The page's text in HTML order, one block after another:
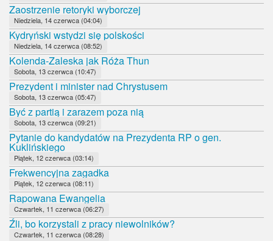
Zaostrzenie retoryki wyborczej
Niedziela, 14 czerwca (04:04)
Kydryński wstydzi się polskości
Niedziela, 14 czerwca (08:52)
Kolenda-Zaleska jak Róża Thun
Sobota, 13 czerwca (10:47)
Prezydent i minister nad Chrystusem
Sobota, 13 czerwca (05:47)
Być z partią i zarazem poza nią
Sobota, 13 czerwca (09:21)
Pytanie do kandydatów na Prezydenta RP o gen.
Kuklińskiego
Piątek, 12 czerwca (03:14)
Frekwencyjna zagadka
Piątek, 12 czerwca (08:11)
Rapowana Ewangelia
Czwartek, 11 czerwca (06:27)
Źli, bo korzystali z pracy niewolników?
Czwartek, 11 czerwca (08:28)